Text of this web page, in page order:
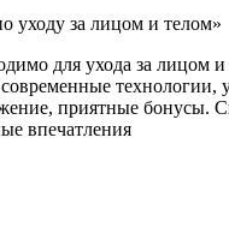
уходу за лицом и телом»
для ухода за лицом
технологии,
приятные бонусы.
впечатления